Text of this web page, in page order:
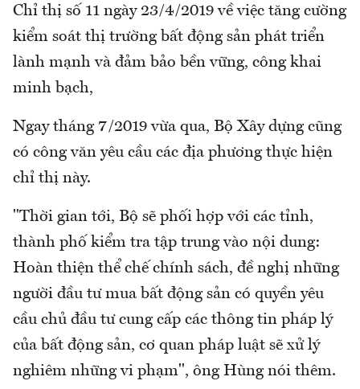
Chỉ thị số 11 ngày 23/4/2019 về việc tăng cường
kiểm soát thị trường bất động sản phát triển
lành mạnh và đảm bảo bền vững, công khai
minh bạch,
Ngay tháng 7/2019 vừa qua, Bộ Xây dựng cũng
có công văn yêu cầu các địa phương thực hiện
chỉ thị này.
"Thời gian tới, Bộ sẽ phối hợp với các tỉnh,
thành phố kiểm tra tập trung vào nội dung:
Hoàn thiện thể chế chính sách, đề nghị những
người đầu tư mua bất động sản có quyền yêu
cầu chủ đầu tư cung cấp các thông tin pháp lý
của bất động sản, cơ quan pháp luật sẽ xử lý
nghiêm những vi phạm", ông Hùng nói thêm.